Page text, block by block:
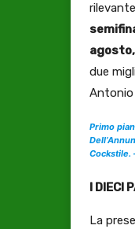
due
Antonio
Primo
Cockstile.
I DIECI
La